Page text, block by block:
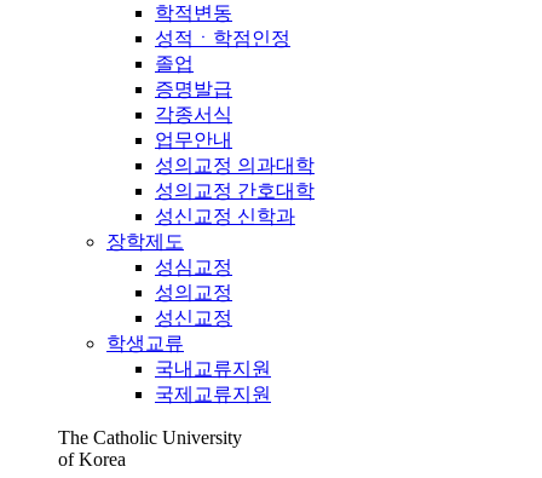
학적변동
성적ㆍ학점인정
졸업
증명발급
각종서식
업무안내
성의교정 의과대학
성의교정 간호대학
성신교정 신학과
장학제도
성심교정
성의교정
성신교정
학생교류
국내교류지원
국제교류지원
The Catholic University
of Korea